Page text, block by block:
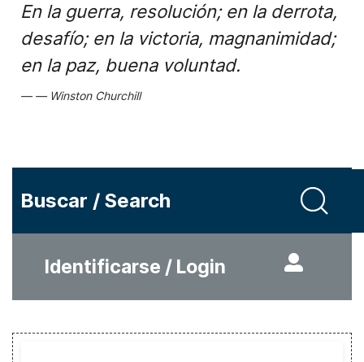
En la guerra, resolución; en la derrota,
desafío; en la victoria, magnanimidad;
en la paz, buena voluntad.
Winston Churchill
Buscar / Search
Identificarse / Login